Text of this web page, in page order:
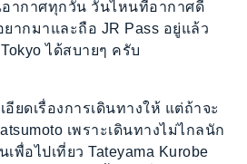
ากาศทุกวัน วันไหนที่อากาศดี
ากมาและถือ JR Pass อยู่แล้ว
ได้สบายๆ ครับ
อียดเรื่องการเดินทางให้ แต่ถ้าจะ
เพราะเดินทางไม่ไกลนัก
พื่อไปเที่ยว Tateyama Kurobe